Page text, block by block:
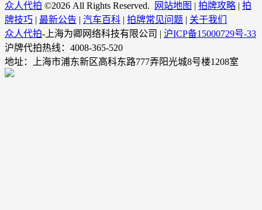
众人代拍 ©2026 All Rights Reserved. 网站地图 | 拍牌攻略 | 拍
牌技巧 | 最新公告 | 汽车百科 | 拍牌常见问题 | 关于我们
众人代拍-上海为卿网络科技有限公司 | 沪ICP备15000729号-33
沪牌代拍热线：4008-365-520
地址：上海市浦东新区高科东路777弄阳光城8号楼1208室